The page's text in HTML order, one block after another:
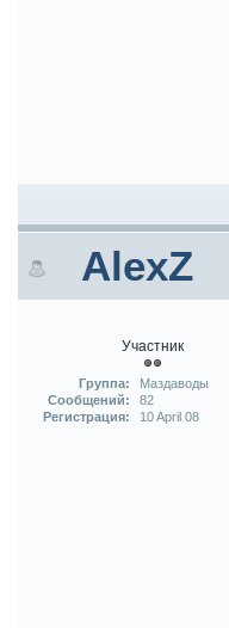
AlexZ
Участник
Группа:
Маздаводы
Сообщений:
82
Регистрация:
10 April 08